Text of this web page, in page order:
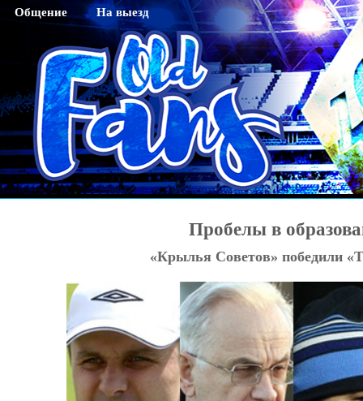
Общение
Гостевая
Регистрация
Активация кода sms
Смена пароля
Редактирование профайла
На выезд
Саратов
Тихвин
Новосибирск
Махачкала
Нижний Новгород
Оренбург
Тюмень
Калининград
Астрахань
Пробелы в
«Крылья Советов» победили